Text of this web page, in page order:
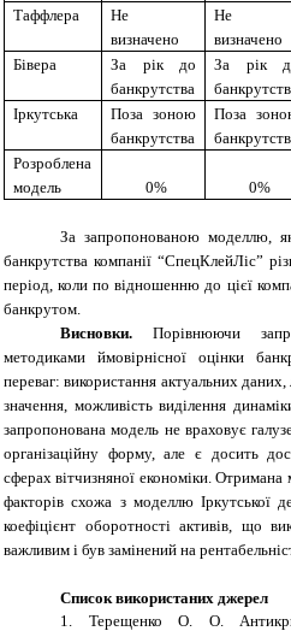
Таффлера
Не
визначено
Не
визначено
Бівера За рік до
банкрутства
За рік
Іркутська
Поза зоною
банкрутства
Поза
Розроблена
модель
0% 0%
За запропонованою моделлю,
банкрутства компанії “СпецКлейЛіс”
період, коли по відношенню до цієї
банкрутом.
Висновки. Порівнюючи
методиками ймовірнісної оцінки
переваг: використання актуальних даних,
значення, можливість виділення
запропонована модель не враховує
організаційну форму, але є досить
сферах вітчизняної економіки.
факторів схожа з моделлю Іркутської
коефіцієнт оборотності активів, що
важливим і був замінений на
Список використаних джерел
1.
Терещенко О. О.